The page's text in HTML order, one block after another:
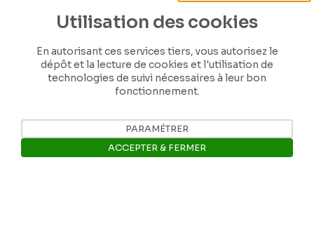
de Félicien Rops ! Partagez vos lettres,
documents et connaissances afin de
contribuer à faire perdurer son œuvre pour
les générations futures.
Je contribue
Utilisation des cookies
En autorisant ces services tiers, vous autorisez le
dépôt et la lecture de cookies et l'utilisation de
technologies de suivi nécessaires à leur bon
fonctionnement.
PARAMÉTRER
ACCEPTER & FERMER